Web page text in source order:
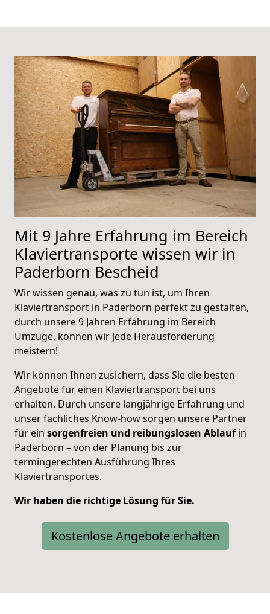
Mit 9 Jahre Erfahrung im Bereich
Klaviertransporte wissen wir in
Paderborn Bescheid
Wir wissen genau, was zu tun ist, um Ihren
Klaviertransport in Paderborn perfekt zu gestalten,
durch unsere 9 Jahren Erfahrung im Bereich
Umzüge, können wir jede Herausforderung
meistern!
Wir können Ihnen zusichern, dass Sie die besten
Angebote für einen Klaviertransport bei uns
erhalten. Durch unsere langjährige Erfahrung und
unser fachliches Know-how sorgen unsere Partner
für ein sorgenfreien und reibungslosen Ablaufin
Paderborn – von der Planung bis zur
termingerechten Ausführung Ihres
Klaviertransportes.
Wir haben die richtige Lösung für Sie.
Kostenlose Angebote erhalten